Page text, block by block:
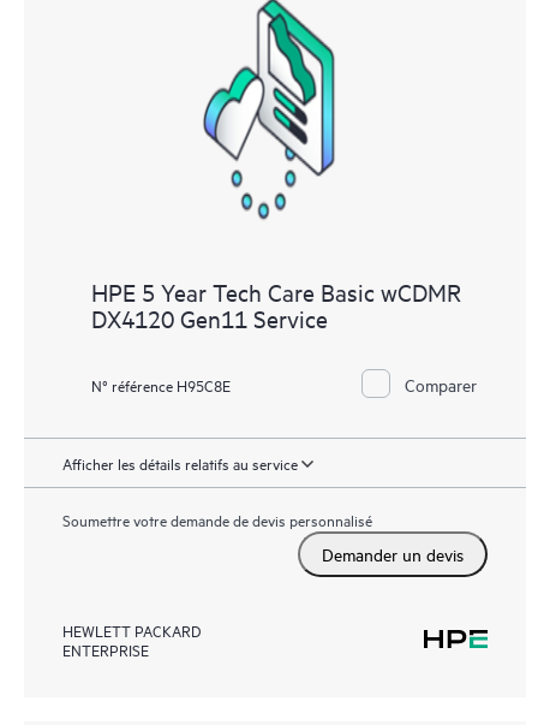
HPE 5 Year Tech Care Basic wCDMR
DX4120 Gen11 Service
N° référence H95C8E Comparer
Afficher les détails relatifs au service
Soumettre votre demande de devis personnalisé
Demander un devis
HEWLETT PACKARD
ENTERPRISE